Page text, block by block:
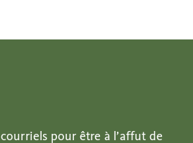
pour être à l’affut de